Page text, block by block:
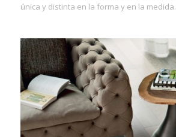
única y distinta en la forma y en la medida.